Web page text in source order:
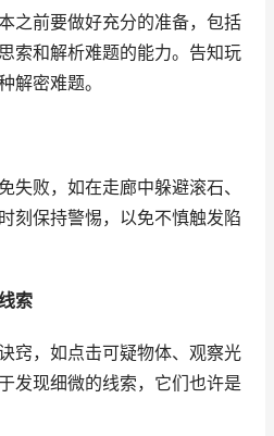
之前要做好充分的准备，包括
索和解析难题的能力。告知玩
解密难题。
失败，如在走廊中躲避滚石、
刻保持警惕，以免不慎触发陷
索
窍，如点击可疑物体、观察光
发现细微的线索，它们也许是